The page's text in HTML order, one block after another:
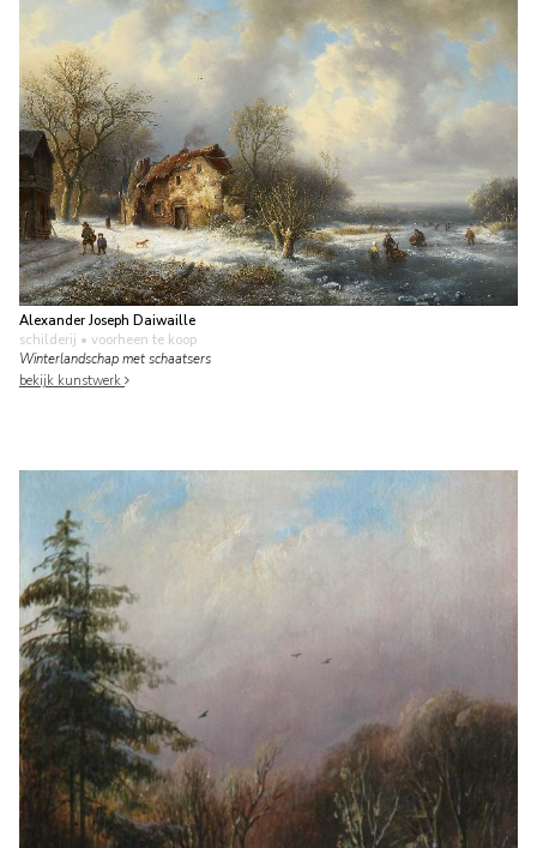
Alexander Joseph Daiwaille
schilderij • voorheen te koop
Winterlandschap met schaatsers
bekijk kunstwerk